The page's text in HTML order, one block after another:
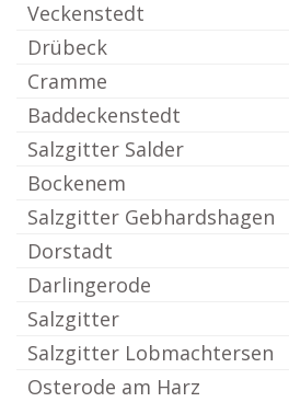
Veckenstedt
Drübeck
Cramme
Baddeckenstedt
Salzgitter Salder
Bockenem
Salzgitter Gebhardshagen
Dorstadt
Darlingerode
Salzgitter
Salzgitter Lobmachtersen
Osterode am Harz